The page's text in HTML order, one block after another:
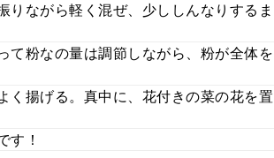
ながら軽く混ぜ、少ししんなりするま
て粉なの量は調節しながら、粉が全体を
く揚げる。真中に、花付きの菜の花を置
す！